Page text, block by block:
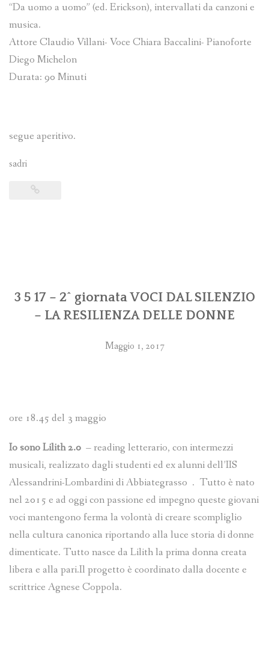
“Da uomo a uomo” (ed. Erickson), intervallati da canzoni e
musica.
Attore Claudio Villani- Voce Chiara Baccalini- Pianoforte
Diego Michelon
Durata: 90 Minuti
segue aperitivo.
sadri
3 5 17 – 2^ giornata VOCI DAL SILENZIO
– LA RESILIENZA DELLE DONNE
Maggio 1, 2017
ore 18.45 del 3 maggio
Io sono Lilith 2.0 – reading letterario, con intermezzi
musicali, realizzato dagli studenti ed ex alunni dell’IIS
Alessandrini-Lombardini di Abbiategrasso . Tutto è nato
nel 2015 e ad oggi con passione ed impegno queste giovani
voci mantengono ferma la volontà di creare scompliglio
nella cultura canonica riportando alla luce storia di donne
dimenticate. Tutto nasce da Lilith la prima donna creata
libera e alla pari.Il progetto è coordinato dalla docente e
scrittrice Agnese Coppola.